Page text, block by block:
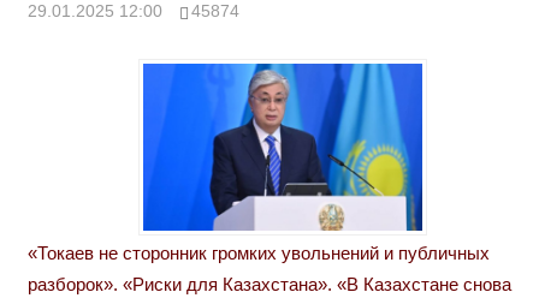
29.01.2025 12:00 45874
«Токаев не сторонник громких увольнений и публичных
разборок». «Риски для Казахстана». «В Казахстане снова